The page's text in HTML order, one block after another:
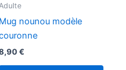
Adulte
Mug nounou modèle
€